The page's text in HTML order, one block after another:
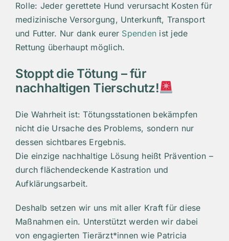
Rolle: Jeder gerettete Hund verursacht Kosten für
medizinische Versorgung, Unterkunft, Transport
und Futter. Nur dank eurer Spenden ist jede
Rettung überhaupt möglich.
Stoppt die Tötung – für
nachhaltigen Tierschutz!
Die Wahrheit ist: Tötungsstationen bekämpfen
nicht die Ursache des Problems, sondern nur
dessen sichtbares Ergebnis.
Die einzige nachhaltige Lösung heißt Prävention –
durch flächendeckende Kastration und
Aufklärungsarbeit.
Deshalb setzen wir uns mit aller Kraft für diese
Maßnahmen ein. Unterstützt werden wir dabei
von engagierten Tierärzt*innen wie Patricia